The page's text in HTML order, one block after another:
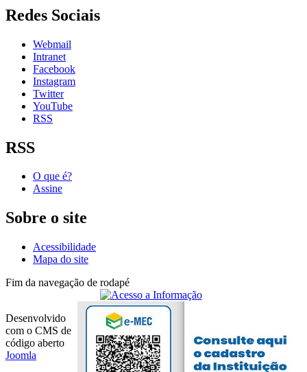
Redes Sociais
Webmail
Intranet
Facebook
Instagram
Twitter
YouTube
RSS
RSS
O que é?
Assine
Sobre o site
Acessibilidade
Mapa do site
Fim da navegação de rodapé
Desenvolvido
com o CMS de
código aberto
Joomla